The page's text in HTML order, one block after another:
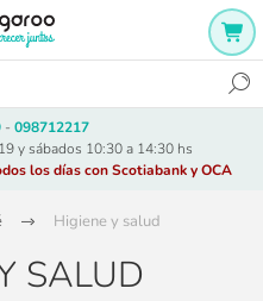
- 098712217
y sábados 10:30 a 14:30 hs
los días con Scotiabank y OCA
Higiene y salud
SALUD